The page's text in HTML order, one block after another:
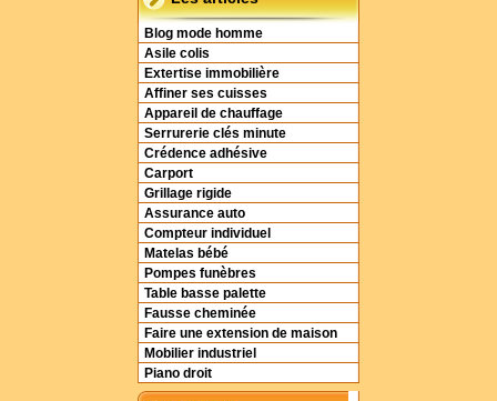
Blog mode homme
Asile colis
Extertise immobilière
Affiner ses cuisses
Appareil de chauffage
Serrurerie clés minute
Crédence adhésive
Carport
Grillage rigide
Assurance auto
Compteur individuel
Matelas bébé
Pompes funèbres
Table basse palette
Fausse cheminée
Faire une extension de maison
Mobilier industriel
Piano droit